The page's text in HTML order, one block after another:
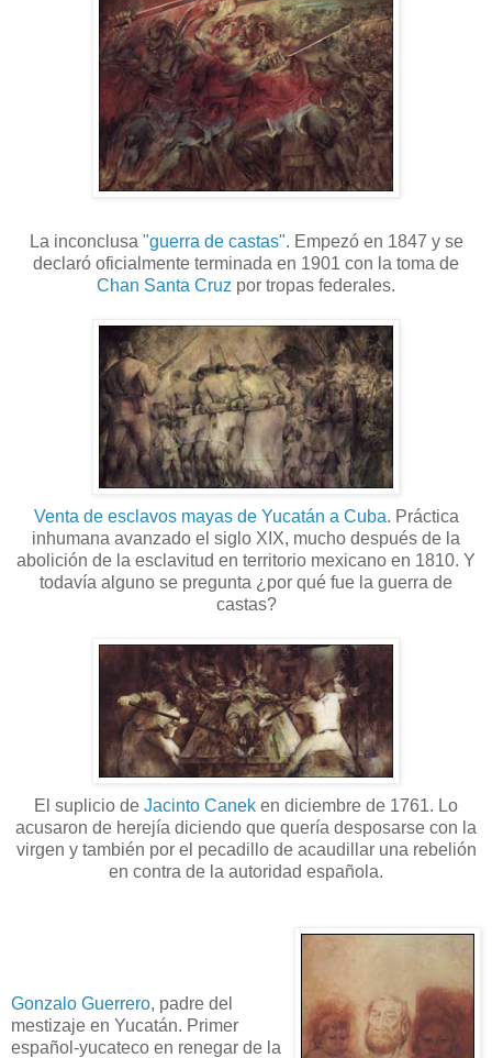
La inconclusa "guerra de castas". Empezó en 1847 y se
declaró oficialmente terminada en 1901 con la toma de
Chan Santa Cruz por tropas federales.
Venta de esclavos mayas de Yucatán a Cuba. Práctica
inhumana avanzado el siglo XIX, mucho después de la
abolición de la esclavitud en territorio mexicano en 1810. Y
todavía alguno se pregunta ¿por qué fue la guerra de
castas?
El suplicio de Jacinto Canek en diciembre de 1761. Lo
acusaron de herejía diciendo que quería desposarse con la
virgen y también por el pecadillo de acaudillar una rebelión
en contra de la autoridad española.
Gonzalo Guerrero, padre del
mestizaje en Yucatán. Primer
español-yucateco en renegar de la